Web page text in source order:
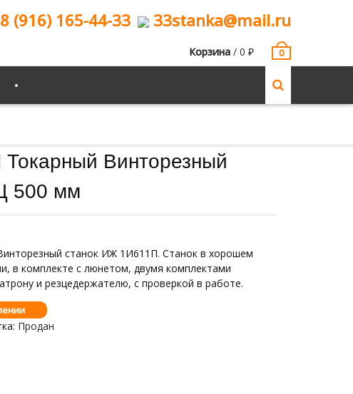
8 (916) 165-44-33 33stanka@mail.ru
Корзина / 0 ₽ 0
Винторезный
500 мм
станок ИЖ 1И611П. Станок в хорошем
в комплекте с люнетом, двумя комплектами
и резцедержателю, с проверкой в работе.
Продан